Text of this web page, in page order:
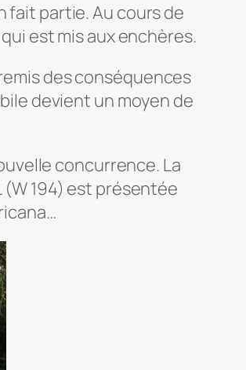
fait partie. Au cours de
est mis aux enchères.
des conséquences
devient un moyen de
concurrence. La
194) est présentée